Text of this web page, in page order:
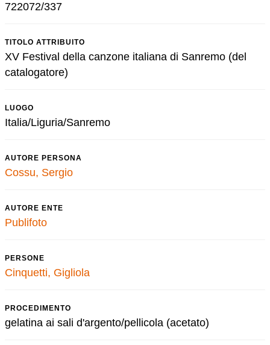
722072/337
TITOLO ATTRIBUITO
XV Festival della canzone italiana di Sanremo (del
catalogatore)
LUOGO
Italia/Liguria/Sanremo
AUTORE PERSONA
Cossu, Sergio
AUTORE ENTE
Publifoto
PERSONE
Cinquetti, Gigliola
PROCEDIMENTO
gelatina ai sali d'argento/pellicola (acetato)